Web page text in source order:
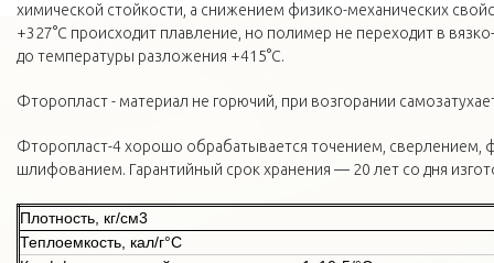
химической стойкости, а снижением физико-механических
+327°С происходит плавление, но полимер не переходит в
до температуры разложения +415°С.
Фторопласт - материал не горючий, при возгорании
Фторопласт-4 хорошо обрабатывается точением, сверлением,
шлифованием. Гарантийный срок хранения — 20 лет со дня
Плотность, кг/см3
Теплоемкость, кал/г°С